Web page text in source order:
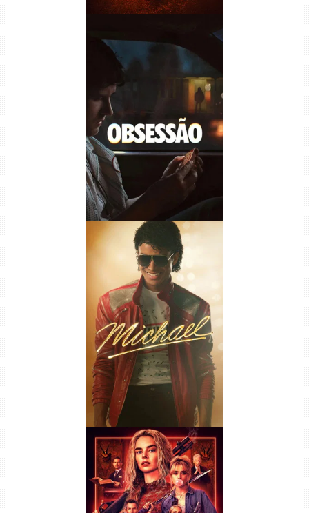
Obsessão Torrent (2026)
WEB-DL 1080p/4K Dual
Áudio
Michael Torrent (2026) WEB-
DL 1080p/4K Dual Áudio